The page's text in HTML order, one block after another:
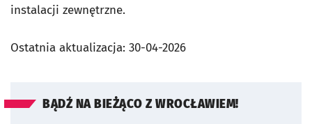
instalacji zewnętrzne.
Ostatnia aktualizacja: 30-04-2026
BĄDŹ NA BIEŻĄCO Z WROCŁAWIEM!